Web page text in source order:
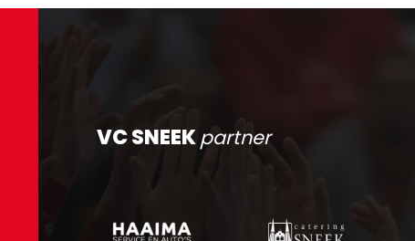
VC SNEEKpartner